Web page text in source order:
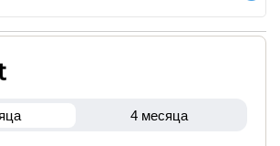
4 месяца